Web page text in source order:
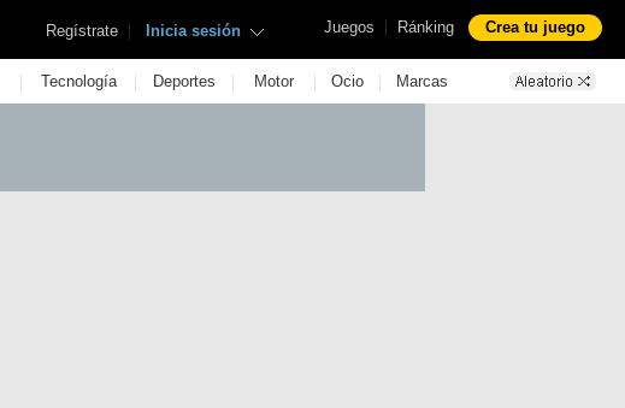
Juegos | Ránking Crea tu juego
Regístrate | Inicia sesión
| Tecnología | Deportes | Motor | Ocio | Marcas